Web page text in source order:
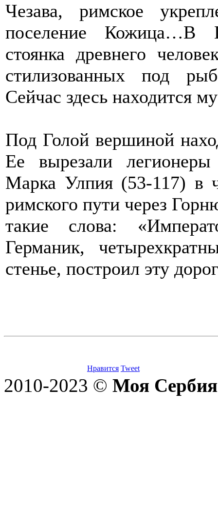
Чезава, римское
поселение Кожица…В
стоянка древнего
стилизованных под
Сейчас здесь находится
Под Голой вершиной
Ее вырезали
Марка Улпия (53-117) в
римского пути через
такие слова:
Германик,
стенье, построил эту
Нравится Tweet
2010-2023 © Моя Сербия